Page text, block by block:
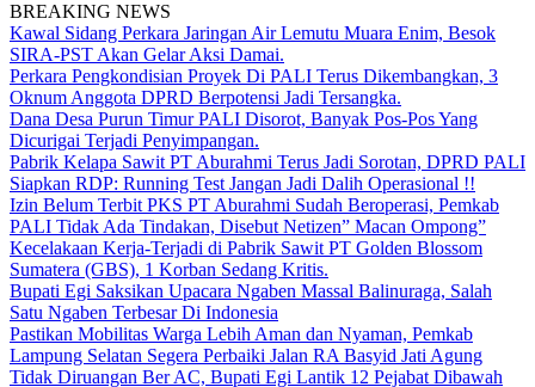
BREAKING NEWS
Kawal Sidang Perkara Jaringan Air Lemutu Muara Enim, Besok
SIRA-PST Akan Gelar Aksi Damai.
Perkara Pengkondisian Proyek Di PALI Terus Dikembangkan, 3
Oknum Anggota DPRD Berpotensi Jadi Tersangka.
Dana Desa Purun Timur PALI Disorot, Banyak Pos-Pos Yang
Dicurigai Terjadi Penyimpangan.
Pabrik Kelapa Sawit PT Aburahmi Terus Jadi Sorotan, DPRD PALI
Siapkan RDP: Running Test Jangan Jadi Dalih Operasional !!
Izin Belum Terbit PKS PT Aburahmi Sudah Beroperasi, Pemkab
PALI Tidak Ada Tindakan, Disebut Netizen” Macan Ompong”
Kecelakaan Kerja-Terjadi di Pabrik Sawit PT Golden Blossom
Sumatera (GBS), 1 Korban Sedang Kritis.
Bupati Egi Saksikan Upacara Ngaben Massal Balinuraga, Salah
Satu Ngaben Terbesar Di Indonesia
Pastikan Mobilitas Warga Lebih Aman dan Nyaman, Pemkab
Lampung Selatan Segera Perbaiki Jalan RA Basyid Jati Agung
Tidak Diruangan Ber AC, Bupati Egi Lantik 12 Pejabat Dibawah